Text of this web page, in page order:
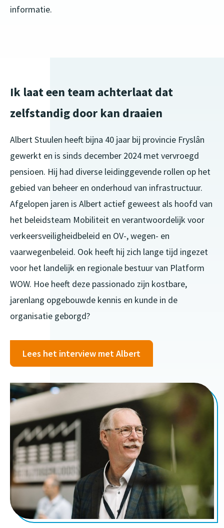
informatie.
Ik laat een team achterlaat dat
zelfstandig door kan draaien
Albert Stuulen heeft bijna 40 jaar bij provincie Fryslân
gewerkt en is sinds december 2024 met vervroegd
pensioen. Hij had diverse leidinggevende rollen op het
gebied van beheer en onderhoud van infrastructuur.
Afgelopen jaren is Albert actief geweest als hoofd van
het beleidsteam Mobiliteit en verantwoordelijk voor
verkeersveiligheidbeleid en OV-, wegen- en
vaarwegenbeleid. Ook heeft hij zich lange tijd ingezet
voor het landelijk en regionale bestuur van Platform
WOW. Hoe heeft deze passionado zijn kostbare,
jarenlang opgebouwde kennis en kunde in de
organisatie geborgd?
Lees het interview met Albert